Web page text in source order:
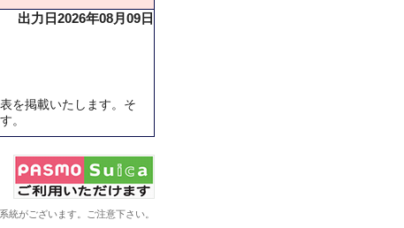
出力日2026年08月09日
を掲載いたします。そ
。
統がございます。ご注意下さい。